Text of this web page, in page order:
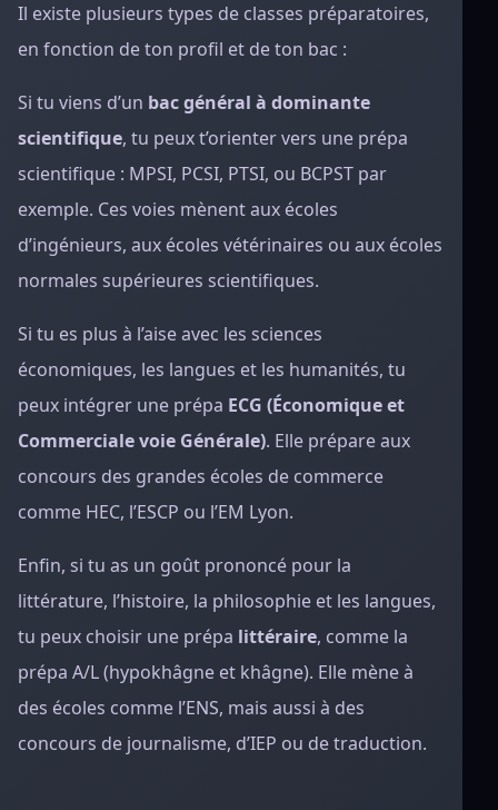
Il existe plusieurs types de classes préparatoires,
en fonction de ton profil et de ton bac :
Si tu viens d’un bac général à dominante
scientifique, tu peux t’orienter vers une prépa
scientifique : MPSI, PCSI, PTSI, ou BCPST par
exemple. Ces voies mènent aux écoles
d’ingénieurs, aux écoles vétérinaires ou aux écoles
normales supérieures scientifiques.
Si tu es plus à l’aise avec les sciences
économiques, les langues et les humanités, tu
peux intégrer une prépa ECG (Économique et
Commerciale voie Générale). Elle prépare aux
concours des grandes écoles de commerce
comme HEC, l’ESCP ou l’EM Lyon.
Enfin, si tu as un goût prononcé pour la
littérature, l’histoire, la philosophie et les langues,
tu peux choisir une prépa littéraire, comme la
prépa A/L (hypokhâgne et khâgne). Elle mène à
des écoles comme l’ENS, mais aussi à des
concours de journalisme, d’IEP ou de traduction.